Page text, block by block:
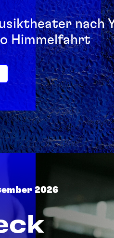
nach
Himmelfahrt
2026